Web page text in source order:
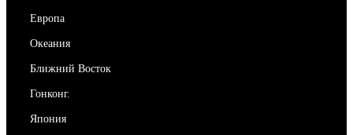
Европа
Океания
Ближний Восток
Гонконг.
Япония